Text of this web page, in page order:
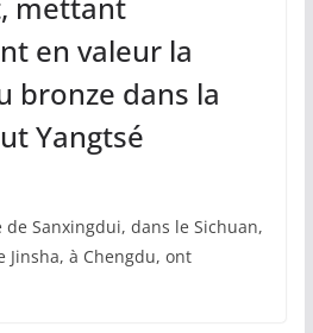
mettant
en valeur la
bronze dans la
Yangtsé
Sanxingdui, dans le Sichuan,
Jinsha, à Chengdu, ont